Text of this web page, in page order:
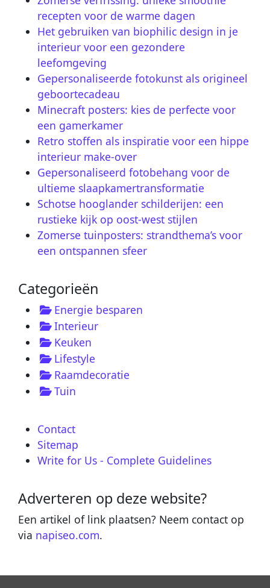
recepten voor de warme dagen
Het gebruiken van biophilic design in je
interieur voor een gezondere
leefomgeving
Gepersonaliseerde fotokunst als origineel
geboortecadeau
Minecraft posters: kies de perfecte voor
een gamerkamer
Retro stoffen als inspiratie voor een hippe
interieur make-over
Gepersonaliseerd fotobehang voor de
ultieme slaapkamertransformatie
Schotse hooglander schilderijen: een
rustieke kijk op oost-west stijlen
Zomerse tuinposters: strandthema’s voor
een ontspannen sfeer
Categorieën
Energie besparen
Interieur
Keuken
Lifestyle
Raamdecoratie
Tuin
Contact
Sitemap
Write for Us - Complete Guidelines
Adverteren op deze website?
Een artikel of link plaatsen? Neem contact op
via napiseo.com.